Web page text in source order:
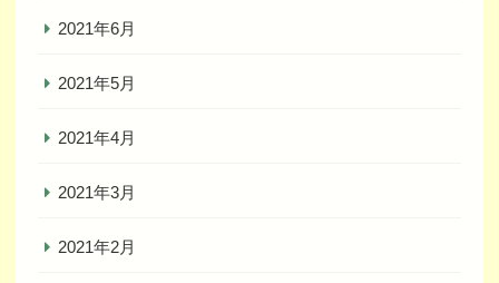
2021年6月
2021年5月
2021年4月
2021年3月
2021年2月